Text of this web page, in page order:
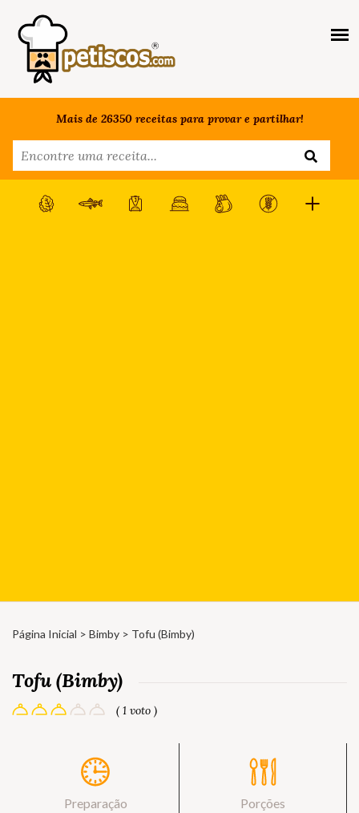
Mais de 26350 receitas para provar e partilhar!
Página Inicial > Bimby > Tofu (Bimby)
Tofu (Bimby)
( 1 voto )
Preparação Porções